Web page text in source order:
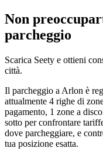
Non
parcheggio
Scarica Seety e ottieni
città.
Il parcheggio a Arlon è
attualmente 4 righe di
pagamento, 1 zone a
sotto per confrontare
dove parcheggiare, e
tua posizione esatta.